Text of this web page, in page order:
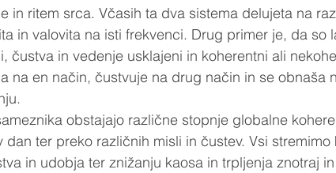
in ritem srca. Včasih ta dva sistema delujeta na
in valovita na isti frekvenci. Drug primer je, da so
čustva in vedenje usklajeni in koherentni ali
na en način, čustvuje na drug način in se obnaša
obstajajo različne stopnje globalne
dan ter preko različnih misli in čustev. Vsi stremimo
in udobja ter znižanju kaosa in trpljenja znotraj